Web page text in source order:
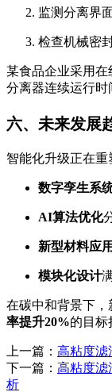
监测分离界
检查机械密
某食品企业采用在
分离器连续运行时
六、未来发展
智能化升级正在重
数字孪生系
AI算法优化
新型材料应用
模块化设计
在碳中和背景下
率提升20%的目标
上一篇： 高粘度滤
下一篇： 高粘度滤
析